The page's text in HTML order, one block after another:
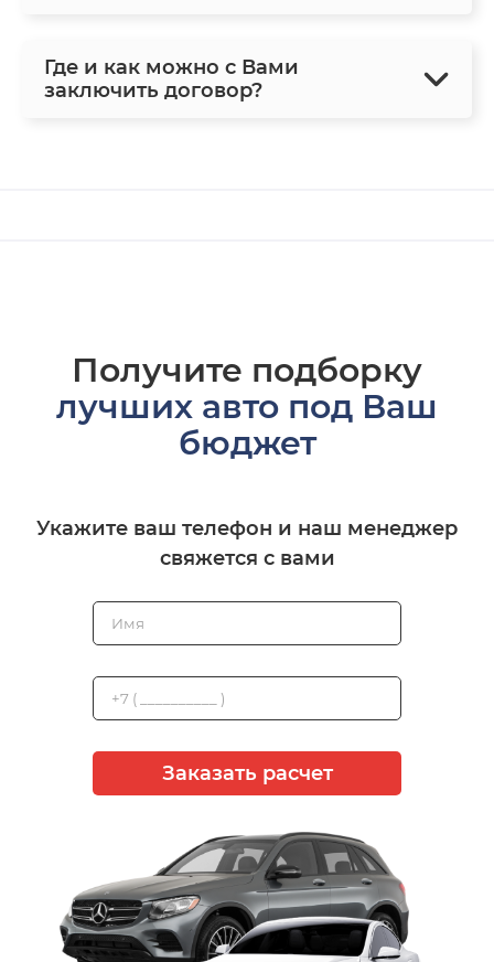
Где и как можно с Вами
заключить договор?
Получите подборку
лучших авто под Ваш
бюджет
Укажите ваш телефон и наш менеджер
свяжется с вами
Заказать расчет